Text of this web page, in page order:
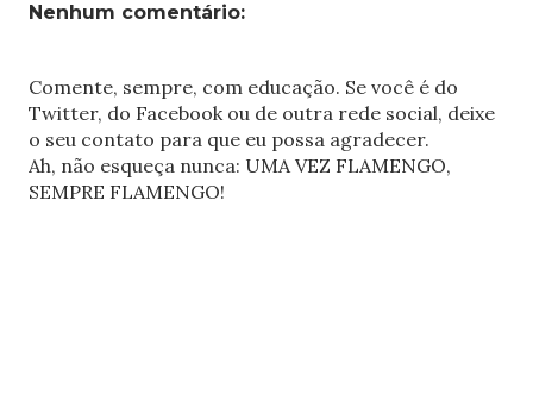
Nenhum comentário:
Comente, sempre, com educação. Se você é do
Twitter, do Facebook ou de outra rede social, deixe
o seu contato para que eu possa agradecer.
Ah, não esqueça nunca: UMA VEZ FLAMENGO,
SEMPRE FLAMENGO!